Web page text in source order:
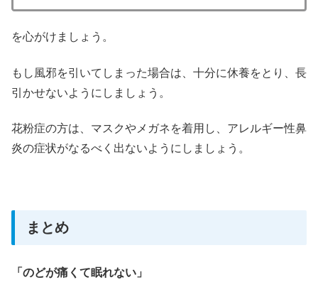
を心がけましょう。
もし風邪を引いてしまった場合は、十分に休養をとり、長
引かせないようにしましょう。
花粉症の方は、マスクやメガネを着用し、アレルギー性鼻
炎の症状がなるべく出ないようにしましょう。
まとめ
「のどが痛くて眠れない」